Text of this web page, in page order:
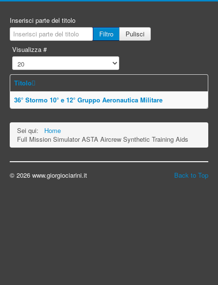
Inserisci parte del titolo
Filtro
Pulisci
Visualizza #
Titolo
36° Stormo 10° e 12° Gruppo Aeronautica Militare
Sei qui:
Home
Full Mission Simulator ASTA Aircrew Synthetic Training Aids
Back to Top
© 2026 www.giorgiociarini.it